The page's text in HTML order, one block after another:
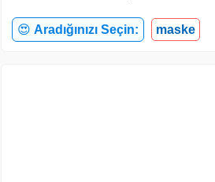
😍 Aradığınızı Seçin: maske